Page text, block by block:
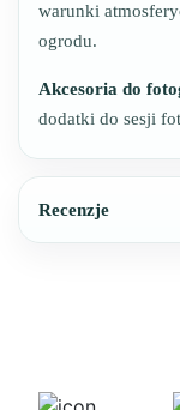
warunki
ogrodu.
Akcesoria do
dodatki do sesji
Recenzje